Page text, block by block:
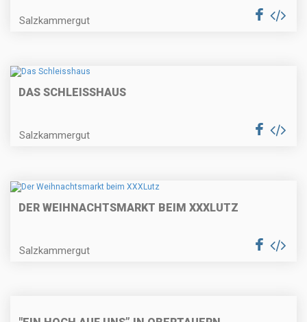
Salzkammergut
DAS SCHLEISSHAUS
Salzkammergut
DER WEIHNACHTSMARKT BEIM XXXLUTZ
Salzkammergut